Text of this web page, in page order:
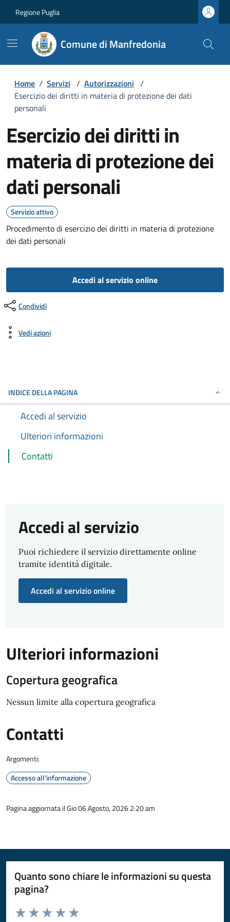
Regione Puglia
Comune di Manfredonia
Home / Servizi / Autorizzazioni /
Esercizio dei diritti in materia di protezione dei dati
personali
Esercizio dei diritti in
materia di protezione dei
dati personali
Servizio attivo
Procedimento di esercizio dei diritti in materia di protezione
dei dati personali
Accedi al servizio online
Condividi
Vedi azioni
INDICE DELLA PAGINA
Accedi al servizio
Ulteriori informazioni
Contatti
Accedi al servizio
Puoi richiedere il servizio direttamente online
tramite identità digitale.
Accedi al servizio online
Ulteriori informazioni
Copertura geografica
Nessun limite alla copertura geografica
Contatti
Argomenti:
Accesso all'informazione
Pagina aggiornata il Gio 06 Agosto, 2026 2:20 am
Quanto sono chiare le informazioni su questa
pagina?
Valuta da 1 a 5 stelle la pagina